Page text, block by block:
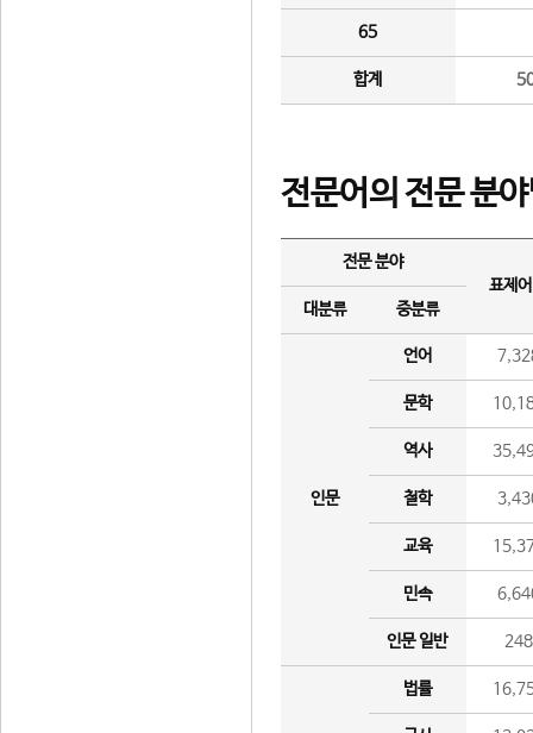
65
합계
전문어의 전문 분
전문 분야
표제
대분류
중분류
인문
언어
문학
역사
철학
교육
민속
인문 일반 248
법률